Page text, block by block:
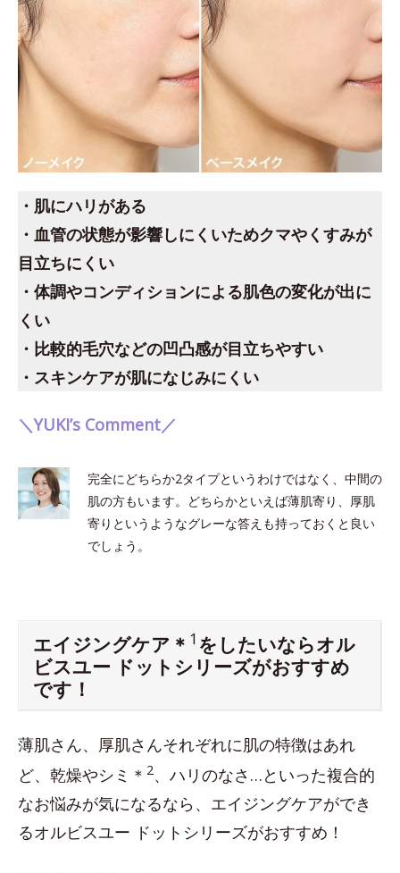
・肌にハリがある
・血管の状態が影響しにくいためクマやくすみが
目立ちにくい
・体調やコンディションによる肌色の変化が出に
くい
・比較的毛穴などの凹凸感が目立ちやすい
・スキンケアが肌になじみにくい
＼YUKI’s Comment／
完全にどちらか2タイプというわけではなく、中間の
肌の方もいます。どちらかといえば薄肌寄り、厚肌
寄りというようなグレーな答えも持っておくと良い
でしょう。
エイジングケア＊ 1 をしたいならオル
ビスユー ドットシリーズがおすすめ
です！
薄肌さん、厚肌さんそれぞれに肌の特徴はあれ
ど、乾燥やシミ＊ 2、ハリのなさ…といった複合的
なお悩みが気になるなら、エイジングケアができ
るオルビスユー ドットシリーズがおすすめ！